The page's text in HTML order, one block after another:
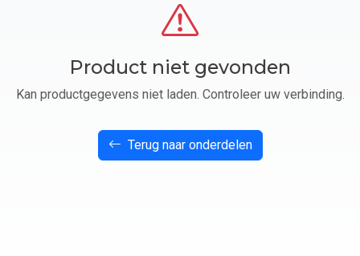
Product niet gevonden
Kan productgegevens niet laden. Controleer uw verbinding.
Terug naar onderdelen